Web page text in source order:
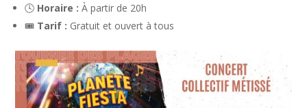
🕓 Horaire : À partir de 20h
🎟 Tarif : Gratuit et ouvert à tous